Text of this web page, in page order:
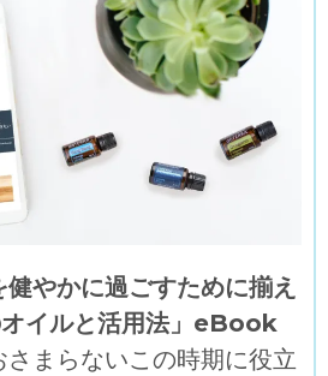
健やかに過ごすために揃え
イルと活用法」eBook
まらないこの時期に役立